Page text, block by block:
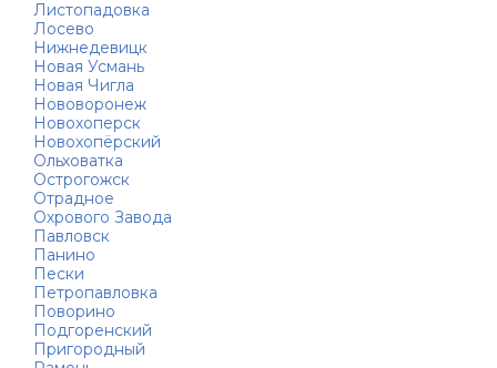
Листопадовка
Лосево
Нижнедевицк
Новая Усмань
Новая Чигла
Нововоронеж
Новохоперск
Новохопёрский
Ольховатка
Острогожск
Отрадное
Охрового Завода
Павловск
Панино
Пески
Петропавловка
Поворино
Подгоренский
Пригородный